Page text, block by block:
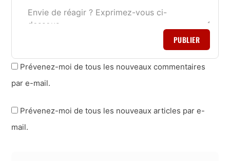
PUBLIER
Prévenez-moi de tous les nouveaux commentaires
par e-mail.
Prévenez-moi de tous les nouveaux articles par e-
mail.